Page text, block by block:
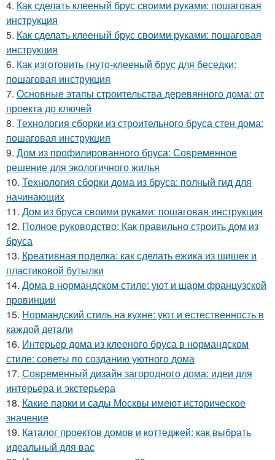
4. Как сделать клееный брус своими руками: пошаговая
инструкция
5. Как сделать клееный брус своими руками: пошаговая
инструкция
6. Как изготовить гнуто-клееный брус для беседки:
пошаговая инструкция
7. Основные этапы строительства деревянного дома: от
проекта до ключей
8. Технология сборки из строительного бруса стен дома:
пошаговая инструкция
9. Дом из профилированного бруса: Современное
решение для экологичного жилья
10. Технология сборки дома из бруса: полный гид для
начинающих
11. Дом из бруса своими руками: пошаговая инструкция
12. Полное руководство: Как правильно строить дом из
бруса
13. Креативная поделка: как сделать ежика из шишек и
пластиковой бутылки
14. Дома в нормандском стиле: уют и шарм французской
провинции
15. Нормандский стиль на кухне: уют и естественность в
каждой детали
16. Интерьер дома из клееного бруса в нормандском
стиле: советы по созданию уютного дома
17. Современный дизайн загородного дома: идеи для
интерьера и экстерьера
18. Какие парки и сады Москвы имеют историческое
значение
19. Каталог проектов домов и коттеджей: как выбрать
идеальный для вас